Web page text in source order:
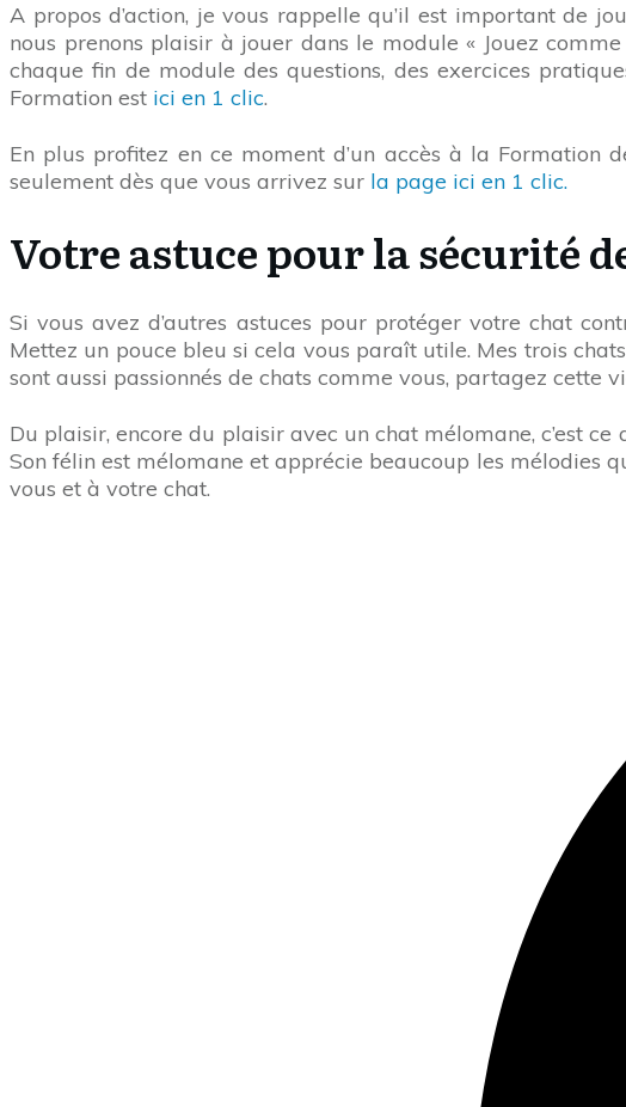
A propos d’action, je vous rappelle qu’il est important de
nous prenons plaisir à jouer dans le module « Jouez
chaque fin de module des questions, des exercices
Formation est ici en 1 clic.
En plus profitez en ce moment d’un accès à la
seulement dès que vous arrivez sur la page ici en 1 clic.
Votre astuce pour la sécurité
Si vous avez d’autres astuces pour protéger votre chat
Mettez un pouce bleu si cela vous paraît utile. Mes trois
sont aussi passionnés de chats comme vous, partagez cette
Du plaisir, encore du plaisir avec un chat mélomane, c’est
Son félin est mélomane et apprécie beaucoup les mélodies
vous et à votre chat.